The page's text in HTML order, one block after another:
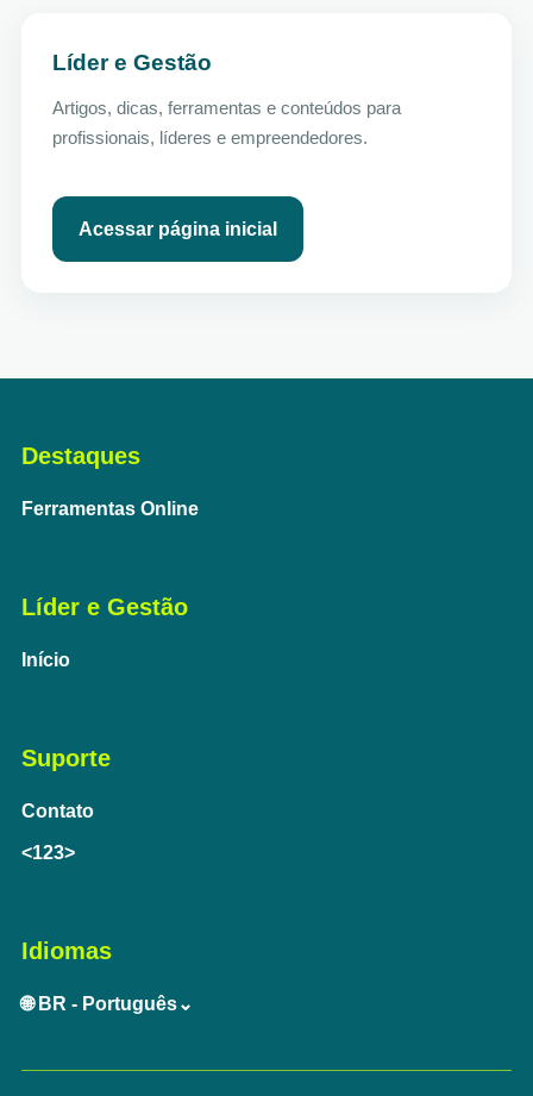
Líder e Gestão
Artigos, dicas, ferramentas e conteúdos para
profissionais, líderes e empreendedores.
Acessar página inicial
Destaques
Ferramentas Online
Líder e Gestão
Início
Suporte
Contato
<123>
Idiomas
🌐 BR - Português⌄